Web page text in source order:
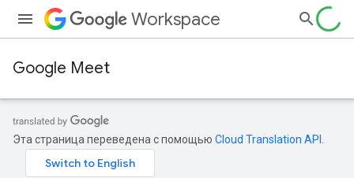
Workspace
Google Meet
Эта страница переведена с помощью Cloud Translation API